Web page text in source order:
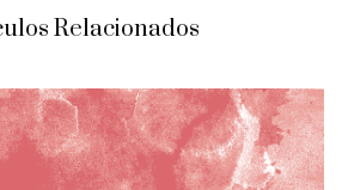
Relacionados